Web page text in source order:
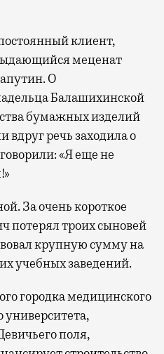
клиент,
меценат
О
Балашихинской
бумажных изделий
вдруг речь заходила о
«Я еще не
За очень короткое
потерял троих сыновей
крупную сумму на
учебных заведений.
городка медицинского
университета,
поля,